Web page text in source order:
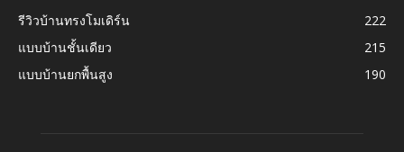
รีวิวบ้านทรงโมเดิร์น
222
แบบบ้านชั้นเดียว
215
แบบบ้านยกพื้นสูง
190